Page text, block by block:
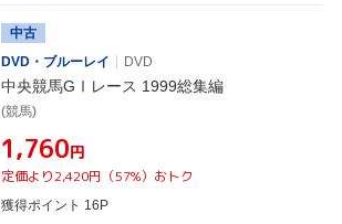
中古
DVD・ブルーレイ
DVD
中央競馬GⅠレース 1999総集編
(競馬)
¥1,760円
定価より2,420円（57%）おトク
獲得ポイント 16P